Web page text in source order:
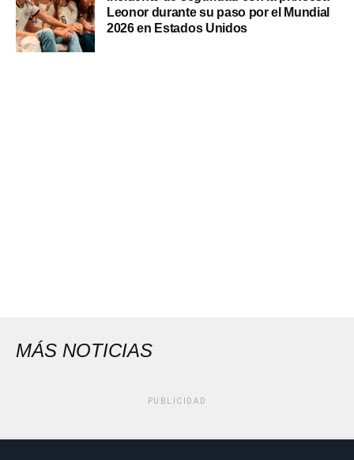
Leonor durante su paso por el Mundial
2026 en Estados Unidos
MÁS NOTICIAS
PUBLICIDAD